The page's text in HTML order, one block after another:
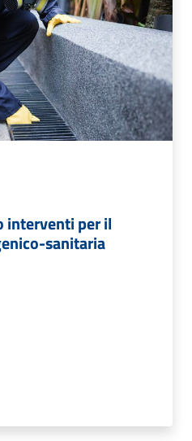
interventi per il
sanitaria